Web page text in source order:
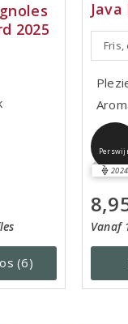
2025
(6)
Java
2024
Vanaf